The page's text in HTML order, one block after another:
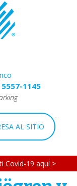
5557-1145
AL SITIO
Covid-19 aquí >